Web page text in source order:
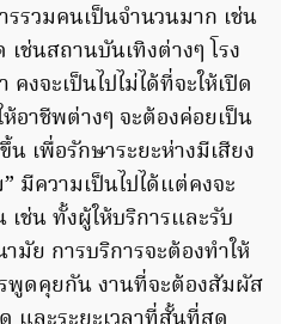
รรวมคนเป็นจำนวนมาก เช่น
ช่นสถานบันเทิงต่างๆ โรง
งจะเป็นไปไม่ได้ที่จะให้เปิด
อาชีพต่างๆ จะต้องค่อยเป็น
เพื่อรักษาระยะห่างมีเสียง
มีความเป็นไปได้แต่คงจะ
ช่น ทั้งผู้ให้บริการและรับ
มัย การบริการจะต้องทำให้
พูดคุยกัน งานที่จะต้องสัมผัส